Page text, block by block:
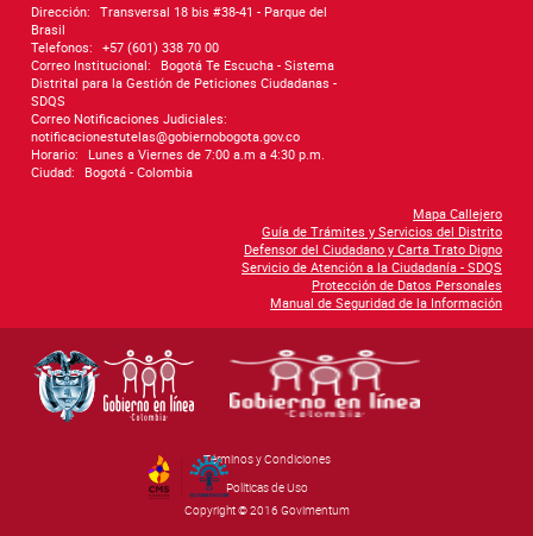
Dirección: Transversal 18 bis #38-41 - Parque del
Brasil
Telefonos: +57 (601) 338 70 00
Correo Institucional:
Bogotá Te Escucha - Sistema
Distrital para la Gestión de Peticiones Ciudadanas -
SDQS
Correo Notificaciones Judiciales:
notificacionestutelas@gobiernobogota.gov.co
Horario:
Lunes a Viernes de 7:00 a.m a 4:30 p.m.
Ciudad:
Bogotá - Colombia
Mapa Callejero
Guía de Trámites y Servicios del Distrito
Defensor del Ciudadano y Carta Trato Digno
Servicio de Atención a la Ciudadanía - SDQS
Protección de Datos Personales
Manual de Seguridad de la Información
Términos y Condiciones
Políticas de Uso
Copyright © 2016 Govimentum
By Govimentum